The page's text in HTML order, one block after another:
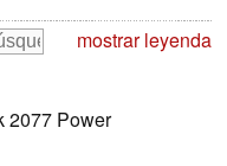
mostrar leyenda
2077 Power